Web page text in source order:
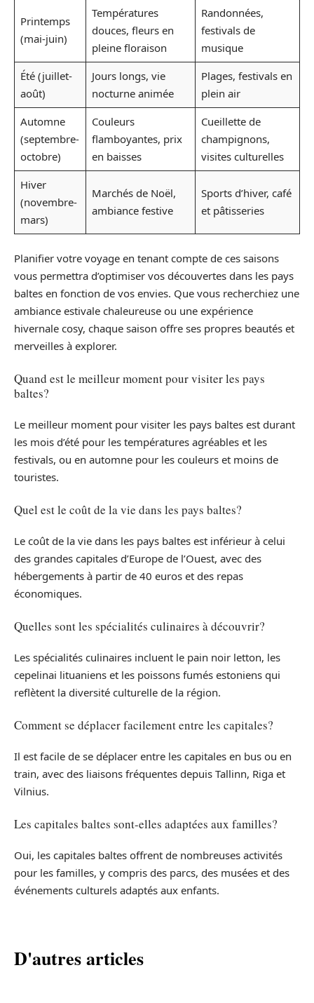
Printemps
(mai-juin)
Températures
douces, fleurs en
pleine floraison
Randonnées,
festivals de
musique
Été (juillet-
août)
Jours longs, vie
nocturne animée
Plages, festivals en
plein air
Automne
(septembre-
octobre)
Couleurs
flamboyantes, prix
en baisses
Cueillette de
champignons,
visites culturelles
Hiver
(novembre-
mars)
Marchés de Noël,
ambiance festive
Sports d’hiver, café
et pâtisseries
Planifier votre voyage en tenant compte de ces saisons
vous permettra d’optimiser vos découvertes dans les pays
baltes en fonction de vos envies. Que vous recherchiez une
ambiance estivale chaleureuse ou une expérience
hivernale cosy, chaque saison offre ses propres beautés et
merveilles à explorer.
Quand est le meilleur moment pour visiter les pays
baltes?
Le meilleur moment pour visiter les pays baltes est durant
les mois d’été pour les températures agréables et les
festivals, ou en automne pour les couleurs et moins de
touristes.
Quel est le coût de la vie dans les pays baltes?
Le coût de la vie dans les pays baltes est inférieur à celui
des grandes capitales d’Europe de l’Ouest, avec des
hébergements à partir de 40 euros et des repas
économiques.
Quelles sont les spécialités culinaires à découvrir?
Les spécialités culinaires incluent le pain noir letton, les
cepelinai lituaniens et les poissons fumés estoniens qui
reflètent la diversité culturelle de la région.
Comment se déplacer facilement entre les capitales?
Il est facile de se déplacer entre les capitales en bus ou en
train, avec des liaisons fréquentes depuis Tallinn, Riga et
Vilnius.
Les capitales baltes sont-elles adaptées aux familles?
Oui, les capitales baltes offrent de nombreuses activités
pour les familles, y compris des parcs, des musées et des
événements culturels adaptés aux enfants.
D'autres articles